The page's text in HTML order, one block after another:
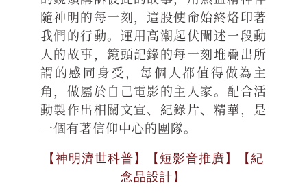
隨神明的每一刻，這股使命始終烙印著
我們的行動。運用高潮起伏闡述一段動
人的故事，鏡頭記錄的每一刻堆疊出所
謂的感同身受，每個人都值得做為主
角，做屬於自己電影的主人家。配合活
動製作出相關文宣、紀錄片、精華，是
一個有著信仰中心的團隊。
【神明濟世科普】【短影音推廣】【紀
念品設計】